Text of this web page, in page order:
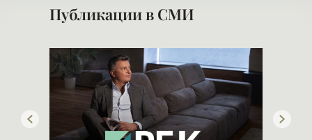
Публикации в СМИ